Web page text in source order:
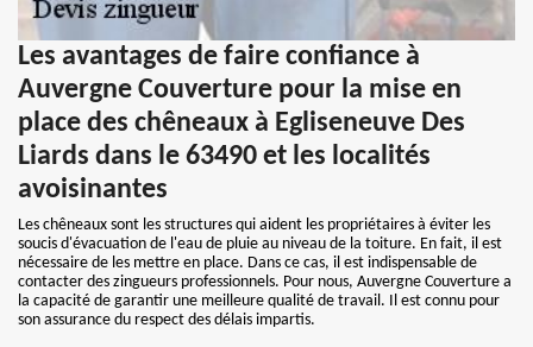
Les avantages de faire confiance à
Auvergne Couverture pour la mise en
place des chêneaux à Egliseneuve Des
Liards dans le 63490 et les localités
avoisinantes
Les chêneaux sont les structures qui aident les propriétaires à éviter les
soucis d'évacuation de l'eau de pluie au niveau de la toiture. En fait, il est
nécessaire de les mettre en place. Dans ce cas, il est indispensable de
contacter des zingueurs professionnels. Pour nous, Auvergne Couverture a
la capacité de garantir une meilleure qualité de travail. Il est connu pour
son assurance du respect des délais impartis.